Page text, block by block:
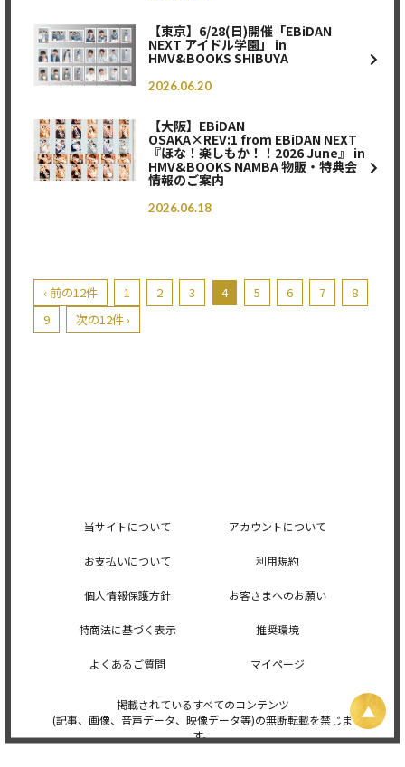
【東京】6/28(日)開催「EBiDAN
NEXT アイドル学園」 in
HMV&BOOKS SHIBUYA
2026.06.20
【大阪】EBiDAN
OSAKA×REV:1 from EBiDAN NEXT
『ほな！楽しもか！！2026 June』 in
HMV&BOOKS NAMBA 物販・特典会
情報のご案内
2026.06.18
‹ 前の12件 1 2 3 4 5 6 7
8
9
次の12件 ›
当サイトについて アカウントについて
お支払いについて 利用規約
個人情報保護方針 お客さまへのお願い
特商法に基づく表示 推奨環境
よくあるご質問 マイページ
掲載されているすべてのコンテンツ
(記事、画像、音声データ、映像データ等)の無断転載を禁じま
す。